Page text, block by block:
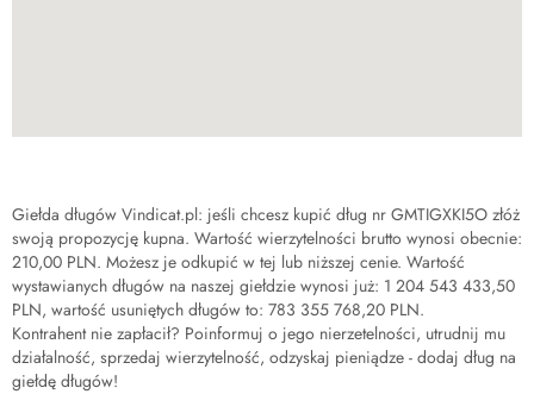
Giełda długów Vindicat.pl: jeśli chcesz kupić dług nr GMTIGXKI5O złóż
swoją propozycję kupna. Wartość wierzytelności brutto wynosi obecnie:
210,00 PLN. Możesz je odkupić w tej lub niższej cenie. Wartość
wystawianych długów na naszej giełdzie wynosi już: 1 204 543 433,50
PLN, wartość usuniętych długów to: 783 355 768,20 PLN.
Kontrahent nie zapłacił? Poinformuj o jego nierzetelności, utrudnij mu
działalność, sprzedaj wierzytelność, odzyskaj pieniądze - dodaj dług na
giełdę długów!